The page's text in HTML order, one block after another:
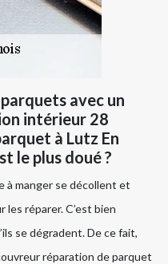
avec un
intérieur 28
à Lutz En
le plus doué ?
manger se décollent et
réparer. C’est bien
se dégradent. De ce fait,
réparation de parquet